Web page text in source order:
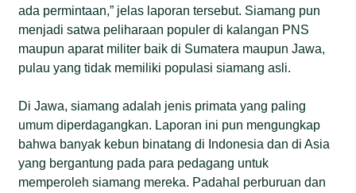
ada permintaan,” jelas laporan tersebut. Siamang pun
menjadi satwa peliharaan populer di kalangan PNS
maupun aparat militer baik di Sumatera maupun Jawa,
pulau yang tidak memiliki populasi siamang asli.
Di Jawa, siamang adalah jenis primata yang paling
umum diperdagangkan. Laporan ini pun mengungkap
bahwa banyak kebun binatang di Indonesia dan di Asia
yang bergantung pada para pedagang untuk
memperoleh siamang mereka. Padahal perburuan dan